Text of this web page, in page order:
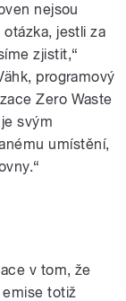
nejsou
jestli za
zjistit,“
programový
Zero Waste
svým
umístění,
v tom, že
totiž